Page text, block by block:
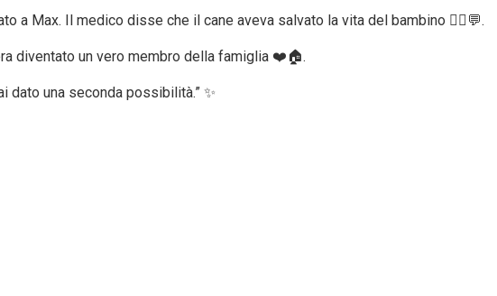
a Max. Il medico disse che il cane aveva salvato la vita del bambino 👨‍⚕️💬.
diventato un vero membro della famiglia ❤️🏠.
dato una seconda possibilità.” ✨